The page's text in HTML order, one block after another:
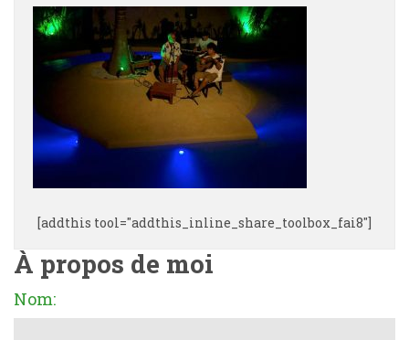
[addthis tool="addthis_inline_share_toolbox_fai8"]
À propos de moi
Nom: